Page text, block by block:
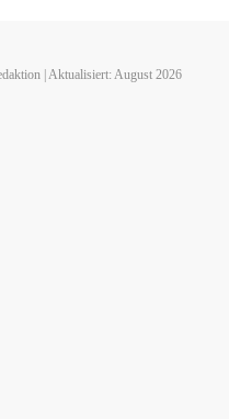
| Aktualisiert: August 2026